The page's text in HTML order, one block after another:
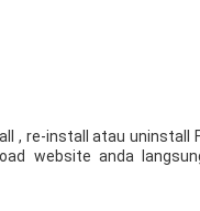
, re-install atau uninstall
website anda